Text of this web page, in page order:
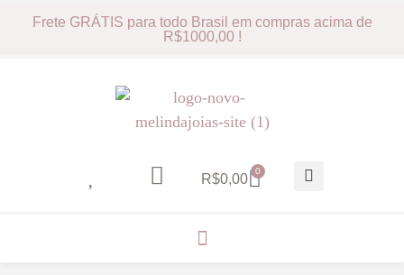
Frete GRÁTIS para todo Brasil em compras acima de
R$1000,00 !
R$0,00 0